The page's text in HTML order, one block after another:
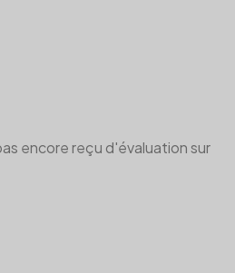
encore reçu d'évaluation sur